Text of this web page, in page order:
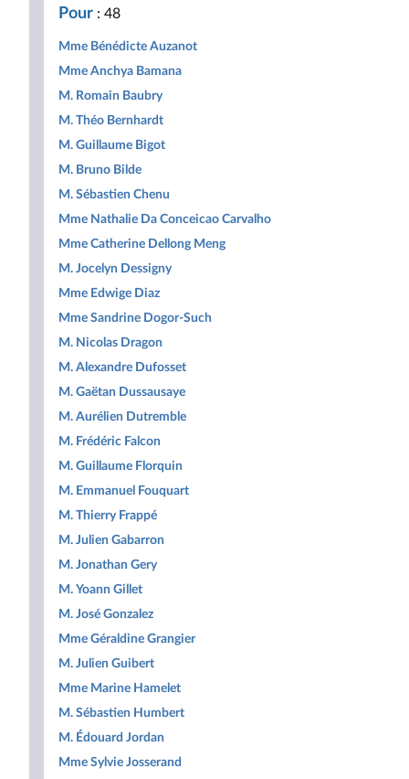
Pour : 48
Mme Bénédicte Auzanot
Mme Anchya Bamana
M. Romain Baubry
M. Théo Bernhardt
M. Guillaume Bigot
M. Bruno Bilde
M. Sébastien Chenu
Mme Nathalie Da Conceicao Carvalho
Mme Catherine Dellong Meng
M. Jocelyn Dessigny
Mme Edwige Diaz
Mme Sandrine Dogor-Such
M. Nicolas Dragon
M. Alexandre Dufosset
M. Gaëtan Dussausaye
M. Aurélien Dutremble
M. Frédéric Falcon
M. Guillaume Florquin
M. Emmanuel Fouquart
M. Thierry Frappé
M. Julien Gabarron
M. Jonathan Gery
M. Yoann Gillet
M. José Gonzalez
Mme Géraldine Grangier
M. Julien Guibert
Mme Marine Hamelet
M. Sébastien Humbert
M. Édouard Jordan
Mme Sylvie Josserand